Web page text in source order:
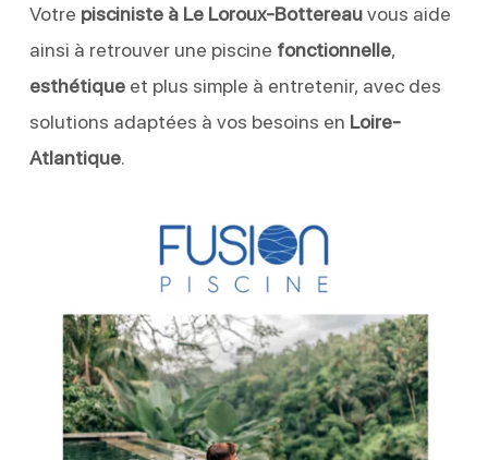
Votre pisciniste à Le Loroux-Bottereauvous aide
ainsi à retrouver une piscine fonctionnelle,
esthétiqueet plus simple à entretenir, avec des
solutions adaptées à vos besoins en Loire-
Atlantique.